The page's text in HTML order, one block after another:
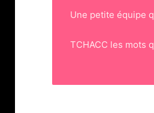
Une petite équipe
TCHACC les mots